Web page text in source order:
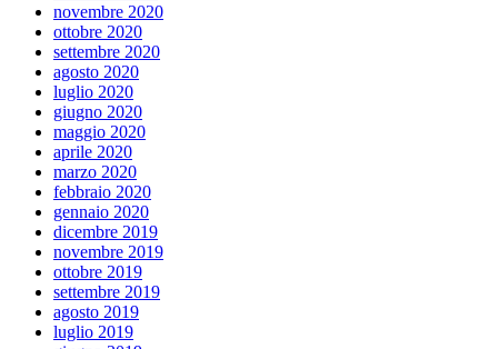
novembre 2020
ottobre 2020
settembre 2020
agosto 2020
luglio 2020
giugno 2020
maggio 2020
aprile 2020
marzo 2020
febbraio 2020
gennaio 2020
dicembre 2019
novembre 2019
ottobre 2019
settembre 2019
agosto 2019
luglio 2019